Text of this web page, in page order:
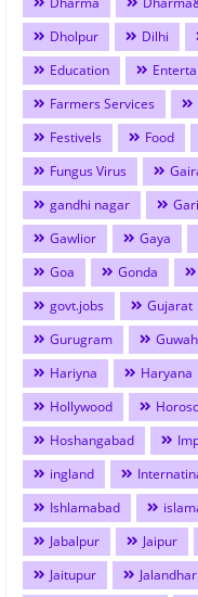
Dholpur
Dilhi
Education
Farmers Services
Festivels
Food
Fungus Virus
gandhi nagar
Gawlior
Gaya
Goa
Gonda
govt.jobs
Gujarat
Gurugram
Hariyna
Haryana
Hollywood
Hoshangabad
ingland
Ishlamabad
Jabalpur
Jaipur
Jaitupur
Jalandhar